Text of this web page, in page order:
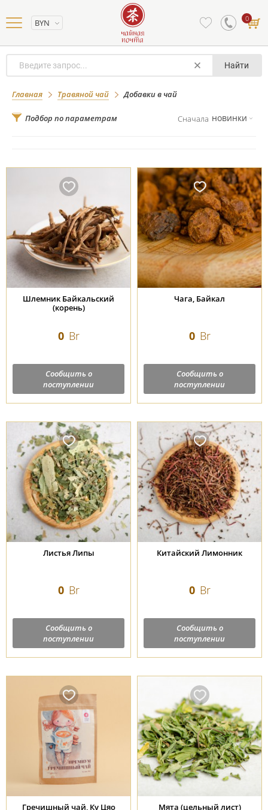
BYN 0
Найти
Главная Травяной чай Добавки в чай
Добавки в чай
Подбор по параметрам Сначала новинки
Шлемник Байкальский
(корень)
0 Br
Сообщить о
поступлении
Чага, Байкал
0 Br
Сообщить о
поступлении
Листья Липы
0 Br
Сообщить о
поступлении
Китайский Лимонник
0 Br
Сообщить о
поступлении
Гречишный чай, Ку Цяо
Мята (цельный лист)